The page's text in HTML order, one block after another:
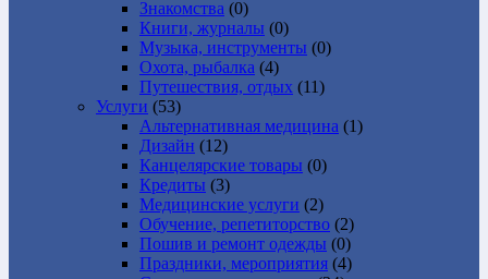
Знакомства (0)
Книги, журналы (0)
Музыка, инструменты (0)
Охота, рыбалка (4)
Путешествия, отдых (11)
Услуги (53)
Альтернативная медицина (1)
Дизайн (12)
Канцелярские товары (0)
Кредиты (3)
Медицинские услуги (2)
Обучение, репетиторство (2)
Пошив и ремонт одежды (0)
Праздники, мероприятия (4)